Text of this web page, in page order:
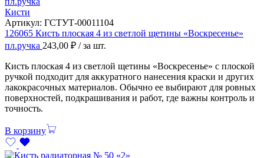
Кисти
Артикул: ГСТУТ-00011104
126065 Кисть плоская 4 из светлой щетины «Воскресенье»
пл.ручка 243,00 ₽ / за шт.
Кисть плоская 4 из светлой щетины «Воскресенье» с плоской
ручкой подходит для аккуратного нанесения краски и других
лакокрасочных материалов. Обычно ее выбирают для ровных
поверхностей, подкрашивания и работ, где важны контроль и
точность.
В корзину